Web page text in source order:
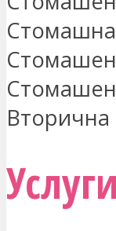
Вторична
Услуги